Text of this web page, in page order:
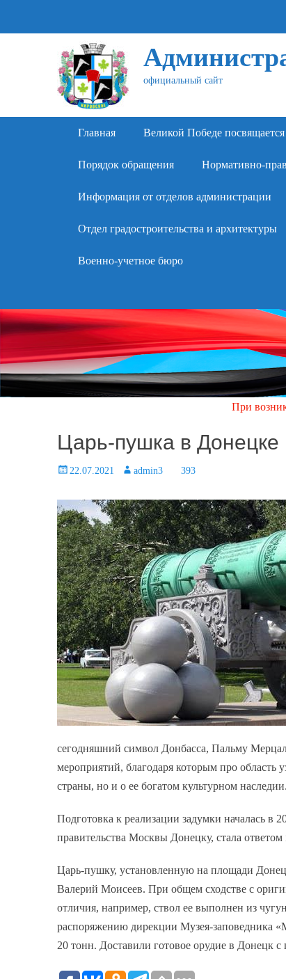
официальный сайт
Primary Menu
Skip
content
Главная Великой Победе посвящается
Порядок обращения Нормативно-
Информация от отделов администрации
Отдел градостроительства и архитектуры
Военно-учетное бюро
При возникновении
Царь-пушка в Донецке
Posted22.07.2021 Author
admin3 393
сегодняшний символ Донбасса, Пальму
мероприятий, благодаря которым про
страны, но и о ее богатом культурном наследии.
Подготовка к реализации задумки началась в
правительства Москвы Донецку, стала
Царь-пушку, установленную на площади
Валерий Моисеев. При общем сходстве с
отличия, например, ствол ее выполнен из
распоряжению дирекции Музея-заповедника
20 тонн. Доставили готовое орудие в Донецк